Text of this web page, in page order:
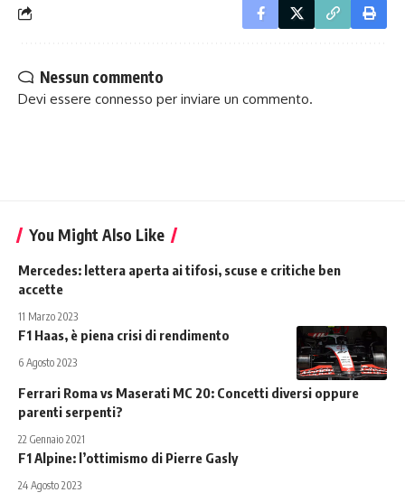
Nessun commento
Devi essere connesso per inviare un commento.
You Might Also Like
Mercedes: lettera aperta ai tifosi, scuse e critiche ben
accette
11 Marzo 2023
F1 Haas, è piena crisi di rendimento
6 Agosto 2023
Ferrari Roma vs Maserati MC 20: Concetti diversi oppure
parenti serpenti?
22 Gennaio 2021
F1 Alpine: l’ottimismo di Pierre Gasly
24 Agosto 2023